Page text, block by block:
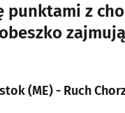
z
(ME) - Ruch